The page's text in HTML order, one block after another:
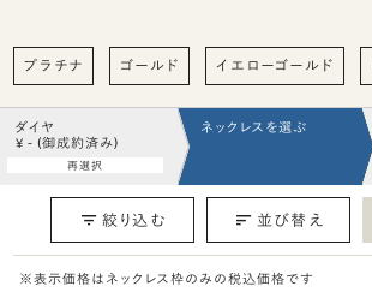
プラチナ ゴールド イエローゴールド
ダイヤ
¥ - (御成約済み)
再選択
ネックレスを選ぶ
絞り込む 並び替え
※表示価格はネックレス枠のみの税込価格です